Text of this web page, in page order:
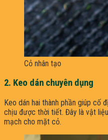
Cỏ nhân tạo
2. Keo dán chuyên dụng
Keo dán hai thành phần giúp cố
chịu được thời tiết. Đây là vật
mạch cho mặt cỏ.